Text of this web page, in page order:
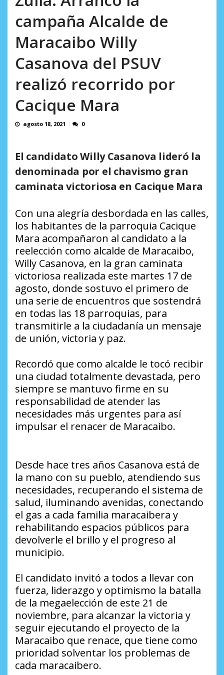
campaña Alcalde de
Maracaibo Willy
Casanova del PSUV
realizó recorrido por
Cacique Mara
agosto 18, 2021 0
El candidato Willy Casanova lideró la
denominada por el chavismo gran
caminata victoriosa en Cacique Mara
Con una alegría desbordada en las calles,
los habitantes de la parroquia Cacique
Mara acompañaron al candidato a la
reelección como alcalde de Maracaibo,
Willy Casanova, en la gran caminata
victoriosa realizada este martes 17 de
agosto, donde sostuvo el primero de
una serie de encuentros que sostendrá
en todas las 18 parroquias, para
transmitirle a la ciudadanía un mensaje
de unión, victoria y paz.
Recordó que como alcalde le tocó recibir
una ciudad totalmente devastada, pero
siempre se mantuvo firme en su
responsabilidad de atender las
necesidades más urgentes para así
impulsar el renacer de Maracaibo.
Desde hace tres años Casanova está de
la mano con su pueblo, atendiendo sus
necesidades, recuperando el sistema de
salud, iluminando avenidas, conectando
el gas a cada familia maracaibera y
rehabilitando espacios públicos para
devolverle el brillo y el progreso al
municipio.
El candidato invitó a todos a llevar con
fuerza, liderazgo y optimismo la batalla
de la megaelección de este 21 de
noviembre, para alcanzar la victoria y
seguir ejecutando el proyecto de la
Maracaibo que renace, que tiene como
prioridad solventar los problemas de
cada maracaibero.